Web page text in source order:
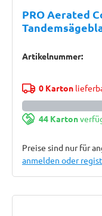
PRO Aerated
Artikelnummer:
0 Karton
44 Karton
Preise sind nur für
anmelden oder